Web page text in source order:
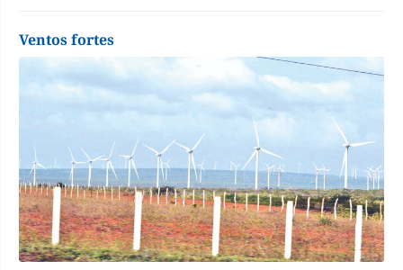
Ventos fortes